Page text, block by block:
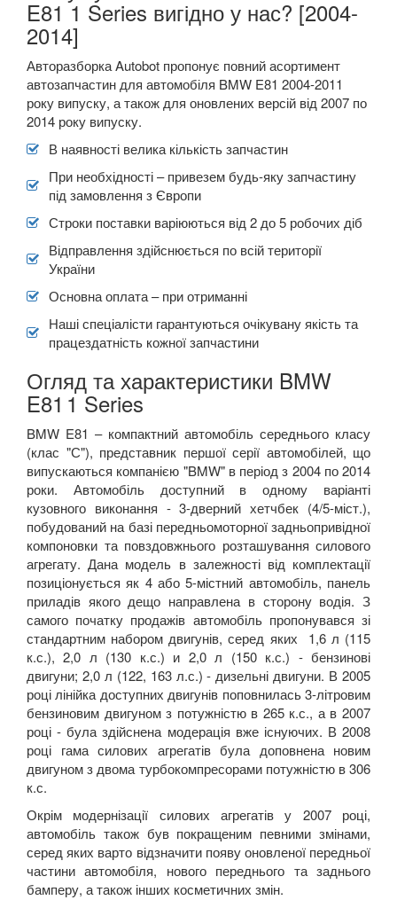
E81 1 Series вигідно у нас? [2004-
2014]
Авторазборка Autobot пропонує повний асортимент
автозапчастин для автомобіля BMW E81 2004-2011
року випуску, а також для оновлених версій від 2007 по
2014 року випуску.
В наявності велика кількість запчастин
При необхідності – привезем будь-яку запчастину
під замовлення з Європи
Строки поставки варіюються від 2 до 5 робочих діб
Відправлення здійснюється по всій території
України
Основна оплата – при отриманні
Наші спеціалісти гарантуються очікувану якість та
працездатність кожної запчастини
Огляд та характеристики BMW
E81 1 Series
BMW E81 – компактний автомобіль середнього класу
(клас "С"), представник першої серії автомобілей, що
випускаються компанією "BMW" в період з 2004 по 2014
роки. Автомобіль доступний в одному варіанті
кузовного виконання - 3-дверний хетчбек (4/5-міст.),
побудований на базі передньомоторної задньопривідної
компоновки та повздовжнього розташування силового
агрегату. Дана модель в залежності від комплектації
позиціонується як 4 або 5-містний автомобіль, панель
приладів якого дещо направлена в сторону водія. З
самого початку продажів автомобіль пропонувався зі
стандартним набором двигунів, серед яких 1,6 л (115
к.с.), 2,0 л (130 к.с.) и 2,0 л (150 к.с.) - бензинові
двигуни; 2,0 л (122, 163 л.с.) - дизельні двигуни. В 2005
році лінійка доступних двигунів поповнилась 3-літровим
бензиновим двигуном з потужністю в 265 к.с., а в 2007
році - була здійснена модерація вже існуючих. В 2008
році гама силових агрегатів була доповнена новим
двигуном з двома турбокомпресорами потужністю в 306
к.с.
Окрім модернізації силових агрегатів у 2007 році,
автомобіль також був покращеним певними змінами,
серед яких варто відзначити появу оновленої передньої
частини автомобіля, нового переднього та заднього
бамперу, а також інших косметичних змін.